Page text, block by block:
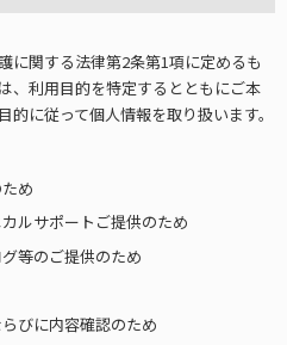
に関する法律第2条第1項に定めるも
、利用目的を特定するとともにご本
に従って個人情報を取り扱います。
め
ルサポートご提供のため
等のご提供のため
びに内容確認のため